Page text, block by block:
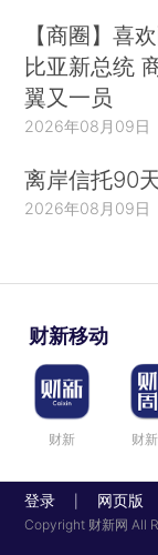
【商圈】喜
比亚新总统
翼又一员
2026年08月09日
离岸信托90
2026年08月09日
财新移动
财新 财
登录 网页版
Copyright 财新网 All